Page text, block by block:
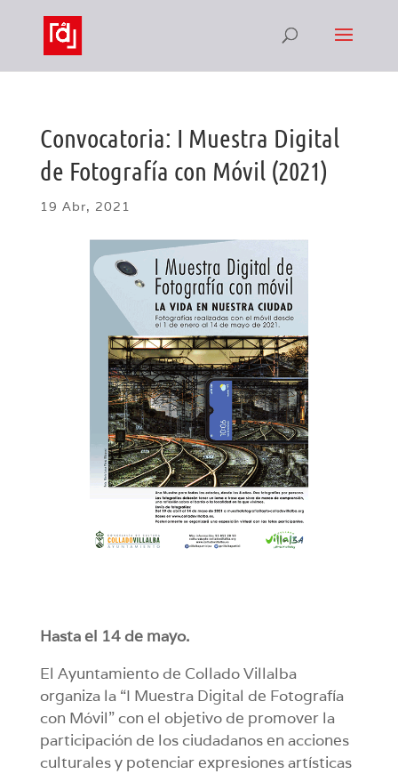
Convocatoria: I Muestra Digital
de Fotografía con Móvil (2021)
19 Abr, 2021
Hasta el 14 de mayo.
El Ayuntamiento de Collado Villalba
organiza la “I Muestra Digital de Fotografía
con Móvil” con el objetivo de promover la
participación de los ciudadanos en acciones
culturales y potenciar expresiones artísticas